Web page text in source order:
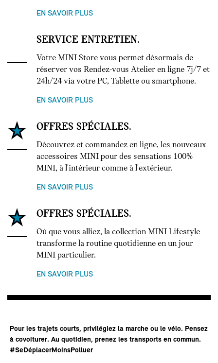
EN SAVOIR PLUS
SERVICE ENTRETIEN.
Votre MINI Store vous permet désormais de
réserver vos Rendez-vous Atelier en ligne 7j/7 et
24h/24 via votre PC, Tablette ou smartphone.
EN SAVOIR PLUS
OFFRES SPÉCIALES.
Découvrez et commandez en ligne, les nouveaux
accessoires MINI pour des sensations 100%
MINI, à l'intérieur comme à l'extérieur.
EN SAVOIR PLUS
OFFRES SPÉCIALES.
Où que vous alliez, la collection MINI Lifestyle
transforme la routine quotidienne en un jour
MINI particulier.
EN SAVOIR PLUS
Pour les trajets courts, privilégiez la marche ou le vélo. Pensez
à covoiturer. Au quotidien, prenez les transports en commun.
#SeDéplacerMoinsPolluer